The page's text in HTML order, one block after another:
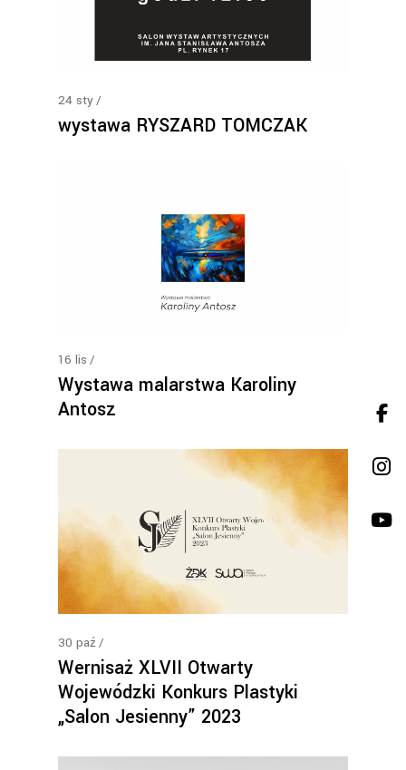
24 sty
wystawa RYSZARD TOMCZAK
16 lis
Wystawa malarstwa Karoliny
Antosz
30 paź
Wernisaż XLVII Otwarty
Wojewódzki Konkurs Plastyki
„Salon Jesienny” 2023